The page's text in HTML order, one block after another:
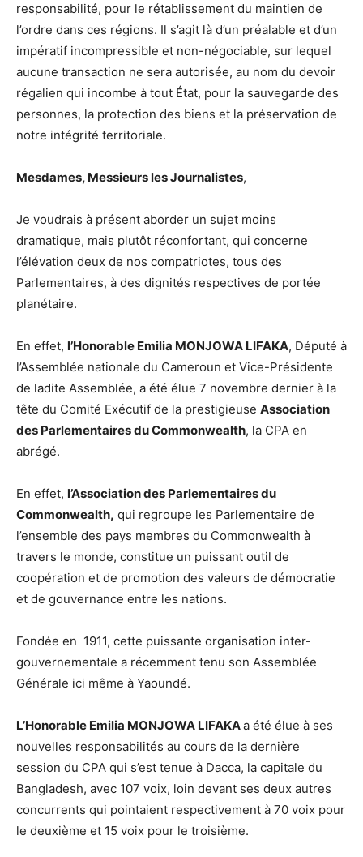
responsabilité, pour le rétablissement du maintien de
l’ordre dans ces régions. Il s’agit là d’un préalable et d’un
impératif incompressible et non-négociable, sur lequel
aucune transaction ne sera autorisée, au nom du devoir
régalien qui incombe à tout État, pour la sauvegarde des
personnes, la protection des biens et la préservation de
notre intégrité territoriale.
Mesdames, Messieurs les Journalistes,
Je voudrais à présent aborder un sujet moins
dramatique, mais plutôt réconfortant, qui concerne
l’élévation deux de nos compatriotes, tous des
Parlementaires, à des dignités respectives de portée
planétaire.
En effet, l’Honorable Emilia MONJOWA LIFAKA, Député à
l’Assemblée nationale du Cameroun et Vice-Présidente
de ladite Assemblée, a été élue 7 novembre dernier à la
tête du Comité Exécutif de la prestigieuse Association
des Parlementaires du Commonwealth, la CPA en
abrégé.
En effet, l’Association des Parlementaires du
Commonwealth, qui regroupe les Parlementaire de
l’ensemble des pays membres du Commonwealth à
travers le monde, constitue un puissant outil de
coopération et de promotion des valeurs de démocratie
et de gouvernance entre les nations.
Fondée en 1911, cette puissante organisation inter-
gouvernementale a récemment tenu son Assemblée
Générale ici même à Yaoundé.
L’Honorable Emilia MONJOWA LIFAKAa été élue à ses
nouvelles responsabilités au cours de la dernière
session du CPA qui s’est tenue à Dacca, la capitale du
Bangladesh, avec 107 voix, loin devant ses deux autres
concurrents qui pointaient respectivement à 70 voix pour
le deuxième et 15 voix pour le troisième.